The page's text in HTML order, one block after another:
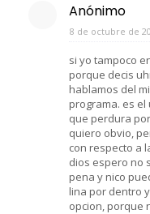
Anónimo
8 de octubre de
si yo tampoco
porque decis
hablamos del
programa. es
que perdura
quiero obvio,
con respecto a
dios espero no
pena y nico
lina por dentro
opcion, porque